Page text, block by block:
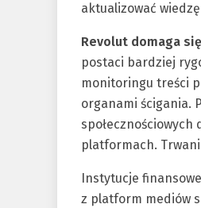
aktualizować
Revolut domaga
postaci bardziej
monitoringu treści
organami ścigania.
platformach.
Instytucje
z platform mediów